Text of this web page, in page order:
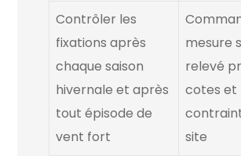
Contrôler les
fixations après
chaque saison
hivernale et après
tout épisode de
vent fort
mesure
relevé
cotes et
site